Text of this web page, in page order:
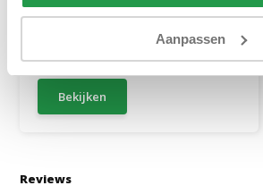
Aanpassen
1 tot 2 werkdagen
39,95
Bekijken
Reviews